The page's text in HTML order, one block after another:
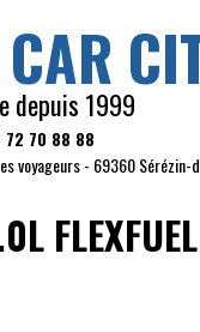
depuis 1999
72 70 88 88
voyageurs - 69360 Sérézin-
FLEXFUEL